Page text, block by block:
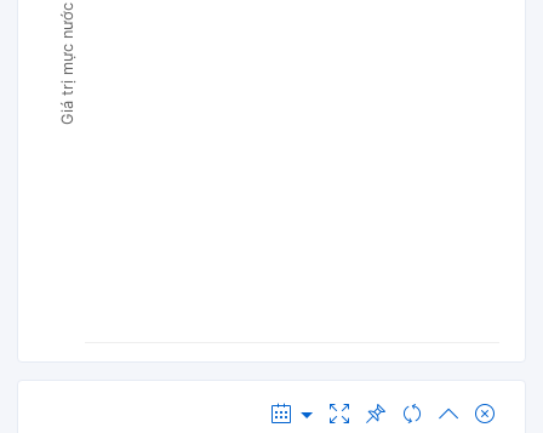
Giá trị mực nước